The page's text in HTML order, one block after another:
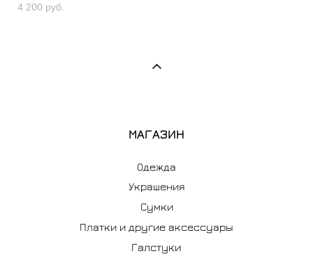
4 200 pуб.
МАГАЗИН
Одежда
Украшения
Сумки
Платки и другие аксессуары
Галстуки